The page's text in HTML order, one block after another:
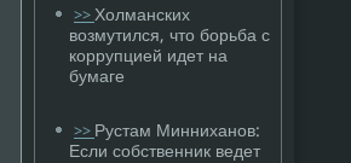
>>Холманских
возмутился, что борьба с
коррупцией идет на
бумаге
>>Рустам Минниханов:
Если собственник ведет